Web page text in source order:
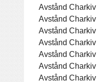
Avstånd
Avstånd
Avstånd
Avstånd
Avstånd
Avstånd
Avstånd